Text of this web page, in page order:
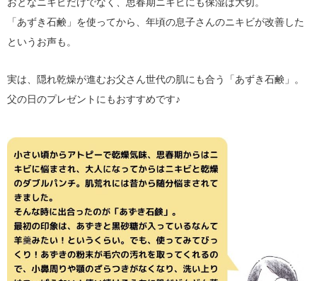
おとなニキビだけでなく、思春期ニキビにも保湿は大切。
「あずき石鹸」を使ってから、年頃の息子さんのニキビが改善した
というお声も。
実は、隠れ乾燥が進むお父さん世代の肌にも合う「あずき石鹸」。
父の日のプレゼントにもおすすめです♪